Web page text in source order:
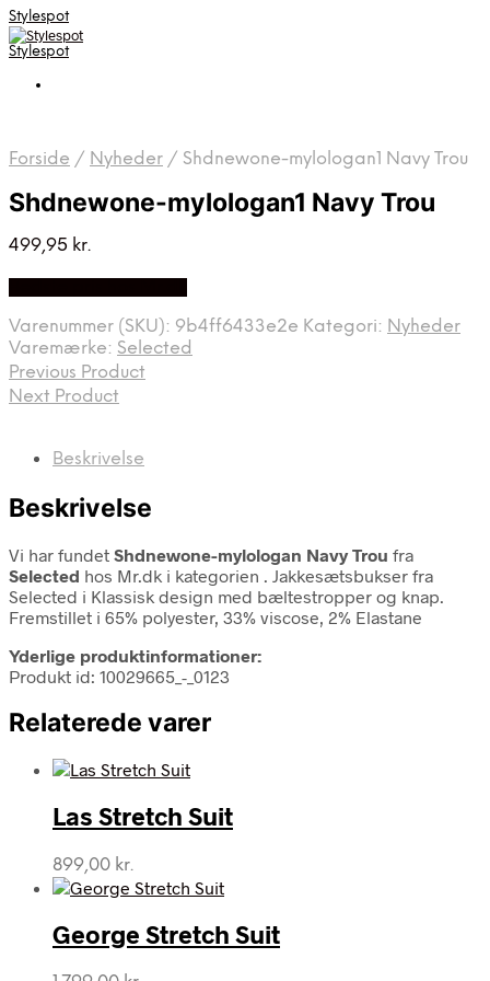
Stylespot
Stylespot
Forside / Nyheder / Shdnewone-mylologan1 Navy Trou
Shdnewone-mylologan1 Navy Trou
499,95 kr.
Varenummer (SKU): 9b4ff6433e2e Kategori: Nyheder
Varemærke: Selected
Previous Product
Next Product
Beskrivelse
Beskrivelse
Vi har fundet Shdnewone-mylologan Navy Trou fra
Selected hos Mr.dk i kategorien . Jakkesætsbukser fra
Selected i Klassisk design med bæltestropper og knap.
Fremstillet i 65% polyester, 33% viscose, 2% Elastane
Yderlige produktinformationer:
Produkt id: 10029665_-_0123
Relaterede varer
Las Stretch Suit
899,00 kr.
George Stretch Suit